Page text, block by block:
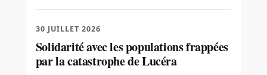
30 JUILLET 2026
Solidarité avec les populations frappées
par la catastrophe de Lucéra